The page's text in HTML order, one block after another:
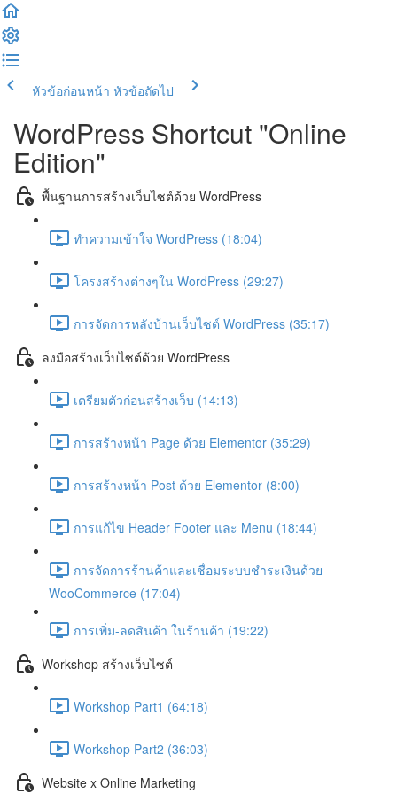
หัวข้อก่อนหน้า หัวข้อถัดไป
WordPress Shortcut "Online
Edition"
พื้นฐานการสร้างเว็บไซต์ด้วย WordPress
ทำความเข้าใจ WordPress (18:04)
โครงสร้างต่างๆใน WordPress (29:27)
การจัดการหลังบ้านเว็บไซต์ WordPress (35:17)
ลงมือสร้างเว็บไซต์ด้วย WordPress
เตรียมตัวก่อนสร้างเว็บ (14:13)
การสร้างหน้า Page ด้วย Elementor (35:29)
การสร้างหน้า Post ด้วย Elementor (8:00)
การแก้ไข Header Footer และ Menu (18:44)
การจัดการร้านค้าและเชื่อมระบบชำระเงินด้วย
WooCommerce (17:04)
การเพิ่ม-ลดสินค้า ในร้านค้า (19:22)
Workshop สร้างเว็บไซต์
Workshop Part1 (64:18)
Workshop Part2 (36:03)
Website x Online Marketing